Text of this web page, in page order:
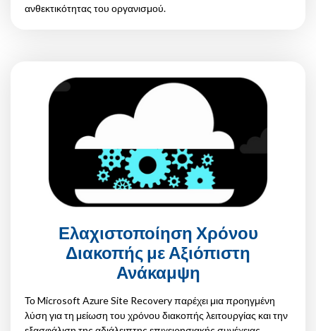
ανθεκτικότητας του οργανισμού.
Ελαχιστοποίηση Χρόνου
Διακοπής με Αξιόπιστη
Ανάκαμψη
Το Microsoft Azure Site Recovery παρέχει μια προηγμένη
λύση για τη μείωση του χρόνου διακοπής λειτουργίας και την